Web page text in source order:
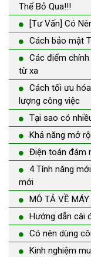
Thể Bỏ Qua!!!
[Tư Vấn] Có
Cách bảo mật
Các điểm
từ xa
Cách tối ưu
lượng công việc
Tại sao có
Khả năng mở
Điện toán đám
4 Tính năng
mới
MÔ TẢ VỀ MÁY
Hướng dẫn cài
Có nên dùng
Kinh nghiệm